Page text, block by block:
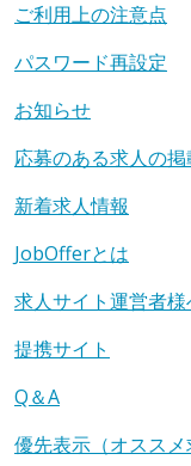
ご利用上の注意点
パスワード再設定
お知らせ
応募のある求人の
新着求人情報
JobOfferとは
求人サイト運営者様
提携サイト
Q＆A
優先表示（オススメ